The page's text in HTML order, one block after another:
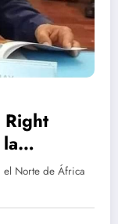
Right
Tinduf.
Norte de África